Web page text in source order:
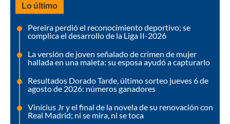
Lo último
Pereira perdió el reconocimiento deportivo; se
complica el desarrollo de la Liga II-2026
La versión de joven señalado de crimen de mujer
hallada en una maleta: su esposa ayudó a capturarlo
Resultados Dorado Tarde, último sorteo jueves 6 de
agosto de 2026: números ganadores
Vinícius Jr y el final de la novela de su renovación con
Real Madrid; ni se mira, ni se toca